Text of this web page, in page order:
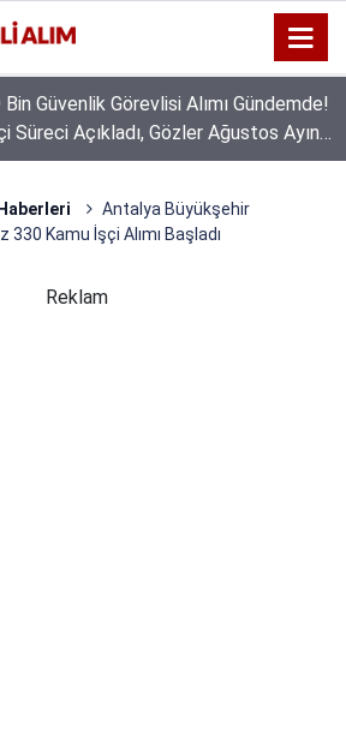
Güvenlik Görevlisi Alımı Gündemde!
Süreci Açıkladı, Gözler Ağustos Ayına
Antalya Büyükşehir
330 Kamu İşçi Alımı Başladı
Reklam